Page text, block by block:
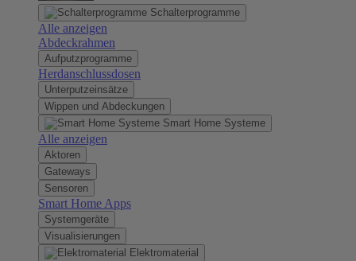
Schalterprogramme
Alle anzeigen
Abdeckrahmen
Aufputzprogramme
Herdanschlussdosen
Unterputzeinsätze
Wippen und Abdeckungen
Smart Home Systeme
Alle anzeigen
Aktoren
Gateways
Sensoren
Smart Home Apps
Systemgeräte
Visualisierungen
Elektromaterial